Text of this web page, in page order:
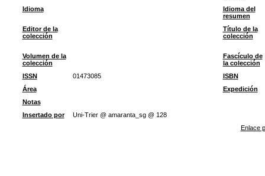
Idioma
Idioma del
resumen
Editor de la
colección
Título de la
colección
Volumen de la
colección
Fascículo de
la colección
ISSN
01473085
ISBN
Área
Expedición
Notas
Insertado por
Uni-Trier @ amaranta_sg @ 128
Enlace